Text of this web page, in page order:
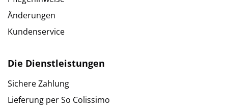
Änderungen
Kundenservice
Die Dienstleistungen
Sichere Zahlung
Lieferung per So Colissimo